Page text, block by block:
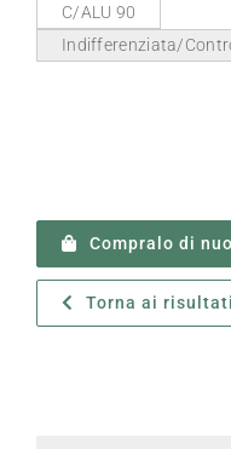
C/ALU 90
Indifferenziata/
Compralo di
Torna ai